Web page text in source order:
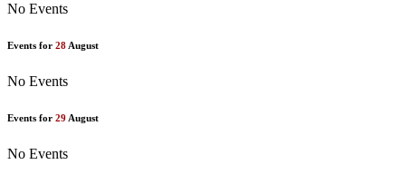
No Events
Events for 28 August
No Events
Events for 29 August
No Events